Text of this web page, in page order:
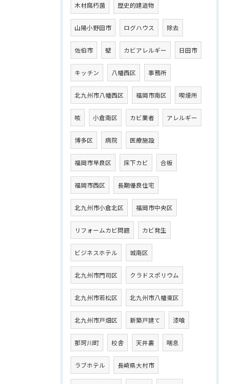
木材腐朽菌 歴史的建造物
山陽小野田市 ログハウス 除去
佐伯市 壁 カビアレルギー 日田市
キッチン 八幡西区 事務所
北九州市八幡西区 福岡市南区 喫煙所
咳 小倉南区 カビ業者 アレルギー
博多区 病院 医療施設
福岡市早良区 床下カビ 合板
福岡市西区 長期優良住宅
北九州市小倉北区 福岡市中央区
リフォームカビ問題 カビ発生
ビジネスホテル 城南区
北九州市門司区 クラドスポリウム
北九州市若松区 北九州市八幡東区
北九州市戸畑区 新築戸建て 漆喰
那珂川町 校舎 天井裏 喘息
ラブホテル 長崎県大村市